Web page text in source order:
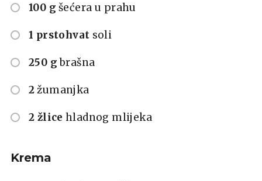
100 g šećera u prahu
1 prstohvat soli
250 g brašna
2 žumanjka
2 žlice hladnog mlijeka
Krema